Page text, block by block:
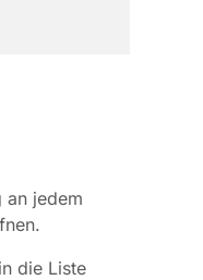
an jedem
die Liste